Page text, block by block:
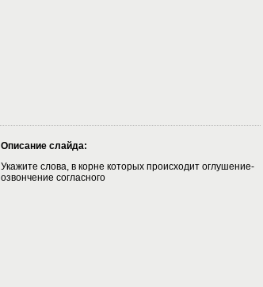
Описание слайда:
Укажите слова, в корне которых происходит оглушение-
озвончение согласного